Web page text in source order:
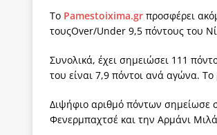
[ 3 Αυγούστου 2026 ] Το
Το Pamestoixima.gr προσφέρει
τουςOver/Under 9,5 πόντους του
Συνολικά, έχει σημειώσει 111
του είναι 7,9 πόντοι ανά αγώνα.
Διψήφιο αριθμό πόντων σημείωσε
Φενερμπαχτσέ και την Αρμάνι